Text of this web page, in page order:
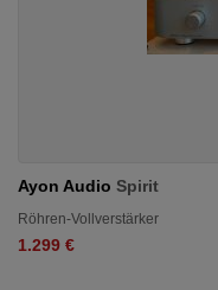
Ayon Audio Spirit
Röhren-Vollverstärker
1.299 €